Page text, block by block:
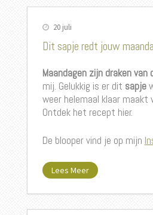
20 juli
Dit sapje redt jouw
Maandagen zijn draken van
mij. Gelukkig is er dit sapje
weer helemaal klaar maakt
Ontdek het recept hier.
De blooper vind je op mijn
Lees Meer